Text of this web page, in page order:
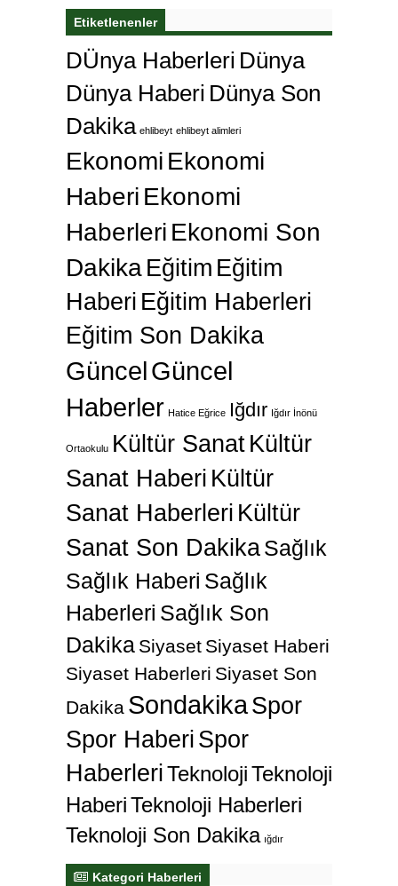
Etiketlenenler
DÜnya Haberleri Dünya
Dünya Haberi Dünya Son
Dakika ehlibeyt ehlibeyt alimleri
Ekonomi Ekonomi
Haberi Ekonomi
Haberleri Ekonomi Son
Dakika Eğitim Eğitim
Haberi Eğitim Haberleri
Eğitim Son Dakika
GüncelGüncel
Haberler Hatice Eğrice Iğdır Iğdır İnönü
Ortaokulu Kültür SanatKültür
Sanat Haberi Kültür
Sanat Haberleri Kültür
Sanat Son DakikaSağlık
Sağlık Haberi Sağlık
Haberleri Sağlık Son
Dakika Siyaset Siyaset Haberi
Siyaset Haberleri Siyaset Son
Dakika SondakikaSpor
Spor Haberi Spor
HaberleriTeknolojiTeknoloji
HaberiTeknoloji Haberleri
Teknoloji Son Dakika ığdır
Kategori Haberleri